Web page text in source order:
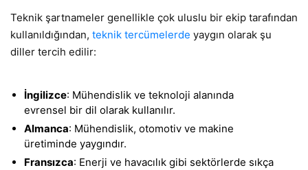
Teknik şartnameler genellikle çok uluslu bir ekip tarafından
kullanıldığından, teknik tercümelerde yaygın olarak şu
diller tercih edilir:
İngilizce: Mühendislik ve teknoloji alanında
evrensel bir dil olarak kullanılır.
Almanca: Mühendislik, otomotiv ve makine
üretiminde yaygındır.
Fransızca: Enerji ve havacılık gibi sektörlerde sıkça